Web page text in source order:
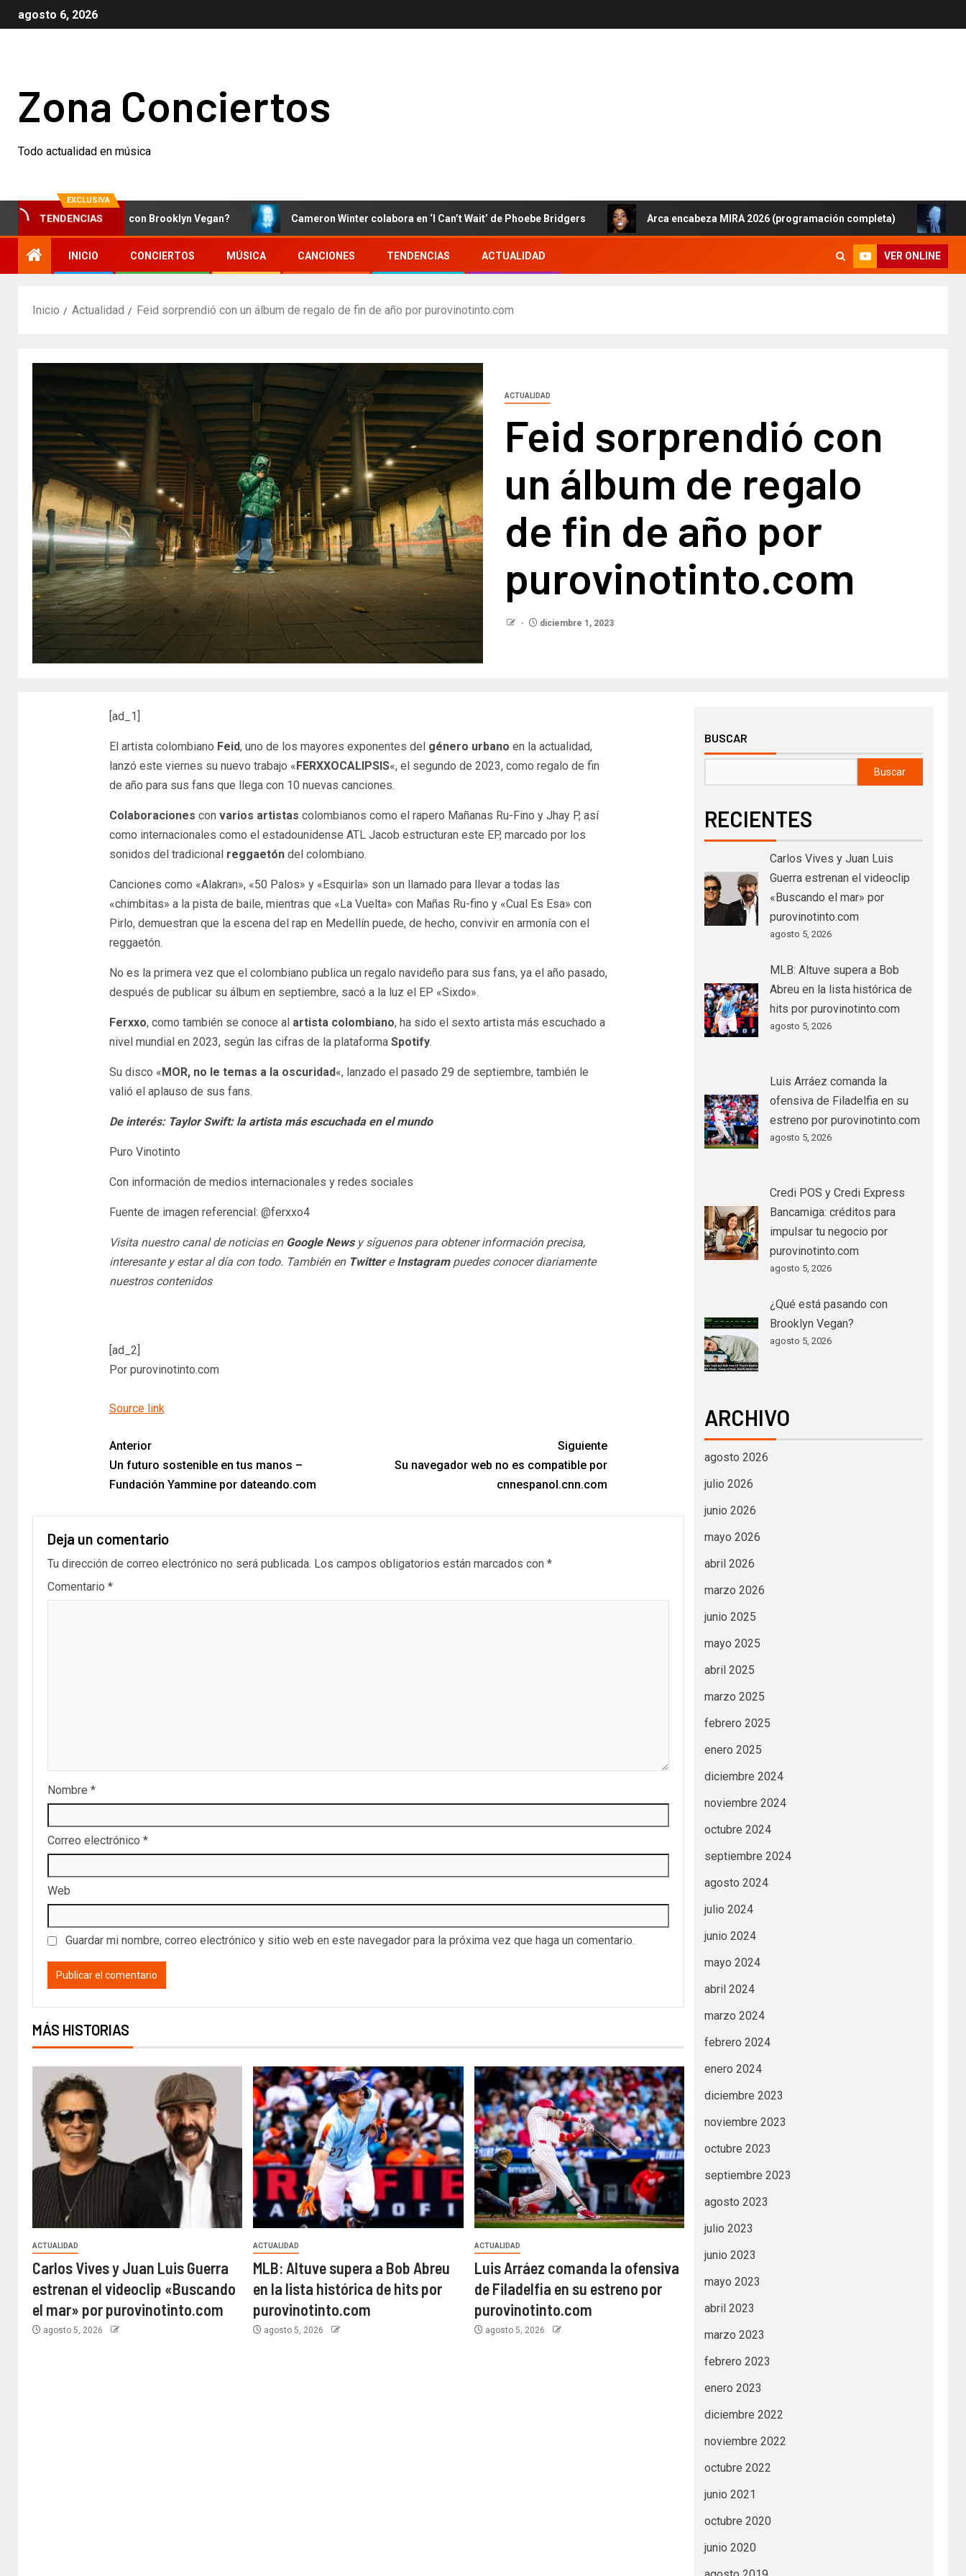
agosto 6, 2026
Zona Conciertos
Todo actualidad en música
EXCLUSIVA
TENDENCIAS
¿Qué está pasando con Brooklyn Vegan? Cameron Winter colabora en ‘I Can’t Wait’ de Phoebe Bridgers Arca encabeza MIRA 2026 (programación completa)
INICIO CONCIERTOS MÚSICA CANCIONES TENDENCIAS ACTUALIDAD VER ONLINE
Inicio Actualidad Feid sorprendió con un álbum de regalo de fin de año por purovinotinto.com
ACTUALIDAD
Feid sorprendió con
un álbum de regalo
de fin de año por
purovinotinto.com
diciembre 1, 2023
[ad_1]
El artista colombiano Feid, uno de los mayores exponentes delgénero urbano en la actualidad,
lanzó este viernes su nuevo trabajo «FERXXOCALIPSIS«, el segundo de 2023, como regalo de fin
de año para sus fans que llega con 10 nuevas canciones.
Colaboraciones con varios artistas colombianos como el rapero Mañanas Ru-Fino y Jhay P, así
como internacionales como el estadounidense ATL Jacob estructuran este EP, marcado por los
sonidos del tradicional reggaetón del colombiano.
Canciones como «Alakran», «50 Palos» y «Esquirla» son un llamado para llevar a todas las
«chimbitas» a la pista de baile, mientras que «La Vuelta» con Mañas Ru-fino y «Cual Es Esa» con
Pirlo, demuestran que la escena del rap en Medellín puede, de hecho, convivir en armonía con el
reggaetón.
No es la primera vez que el colombiano publica un regalo navideño para sus fans, ya el año pasado,
después de publicar su álbum en septiembre, sacó a la luz el EP «Sixdo».
Ferxxo, como también se conoce al artista colombiano, ha sido el sexto artista más escuchado a
nivel mundial en 2023, según las cifras de la plataformaSpotify.
Su disco «MOR, no le temas a la oscuridad«, lanzado el pasado 29 de septiembre, también le
valió el aplauso de sus fans.
De interés: Taylor Swift: la artista más escuchada en el mundo
Puro Vinotinto
Con información de medios internacionales y redes sociales
Fuente de imagen referencial: @ferxxo4
Visita nuestro canal de noticias en Google Newsy síguenos para obtener información precisa,
interesante y estar al día con todo. También en TwittereInstagrampuedes conocer diariamente
nuestros contenidos
[ad_2]
Por purovinotinto.com
Source link
Anterior
Un futuro sostenible en tus manos –
Fundación Yammine por dateando.com
Siguiente
Su navegador web no es compatible por
cnnespanol.cnn.com
Deja un comentario
Tu dirección de correo electrónico no será publicada. Los campos obligatorios están marcados con *
Comentario *
Nombre *
Correo electrónico *
Web
Guardar mi nombre, correo electrónico y sitio web en este navegador para la próxima vez que haga un comentario.
MÁS HISTORIAS
ACTUALIDAD
Carlos Vives y Juan Luis Guerra
estrenan el videoclip «Buscando
el mar» por purovinotinto.com
agosto 5, 2026
ACTUALIDAD
MLB: Altuve supera a Bob Abreu
en la lista histórica de hits por
purovinotinto.com
agosto 5, 2026
ACTUALIDAD
Luis Arráez comanda la ofensiva
de Filadelfia en su estreno por
purovinotinto.com
agosto 5, 2026
BUSCAR
Buscar
RECIENTES
Carlos Vives y Juan Luis
Guerra estrenan el videoclip
«Buscando el mar» por
purovinotinto.com
agosto 5, 2026
MLB: Altuve supera a Bob
Abreu en la lista histórica de
hits por purovinotinto.com
agosto 5, 2026
Luis Arráez comanda la
ofensiva de Filadelfia en su
estreno por purovinotinto.com
agosto 5, 2026
Credi POS y Credi Express
Bancamiga: créditos para
impulsar tu negocio por
purovinotinto.com
agosto 5, 2026
¿Qué está pasando con
Brooklyn Vegan?
agosto 5, 2026
ARCHIVO
agosto 2026
julio 2026
junio 2026
mayo 2026
abril 2026
marzo 2026
junio 2025
mayo 2025
abril 2025
marzo 2025
febrero 2025
enero 2025
diciembre 2024
noviembre 2024
octubre 2024
septiembre 2024
agosto 2024
julio 2024
junio 2024
mayo 2024
abril 2024
marzo 2024
febrero 2024
enero 2024
diciembre 2023
noviembre 2023
octubre 2023
septiembre 2023
agosto 2023
julio 2023
junio 2023
mayo 2023
abril 2023
marzo 2023
febrero 2023
enero 2023
diciembre 2022
noviembre 2022
octubre 2022
junio 2021
octubre 2020
junio 2020